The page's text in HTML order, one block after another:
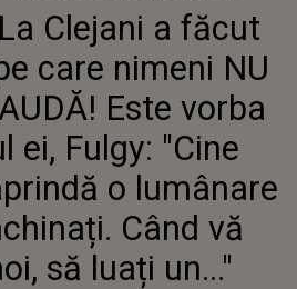
FĂCUT ANUNȚUL PE CARE
NIMENI NU VOIA SĂ-L AUDĂ!
ESTE VORBA DESPRE FIUL EI,
FULGY: "CINE POATE SĂ ÎI
APRINDĂ O LUMÂNARE ȘI SĂ
LA NOI, SĂ LUAȚI UN..."
Clejani a făcut
care nimeni NU
Este vorba
ei, Fulgy: "Cine
o lumânare
Când vă
să luați un..."